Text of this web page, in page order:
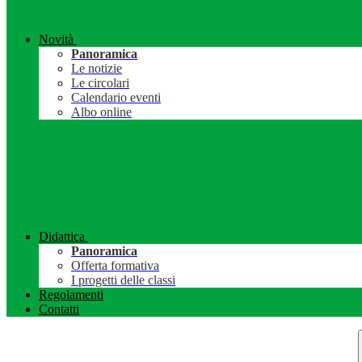
Novità
Panoramica
Le notizie
Le circolari
Calendario eventi
Albo online
Didattica
Panoramica
Offerta formativa
I progetti delle classi
Regolamenti
Contatti